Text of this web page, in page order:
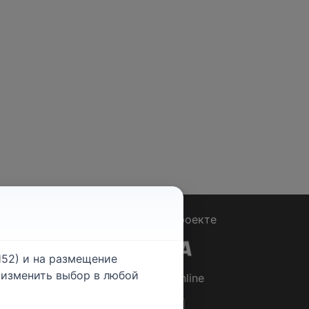
О проекте
© 2026Rabotniki.online
и на размещение
выбор в любой